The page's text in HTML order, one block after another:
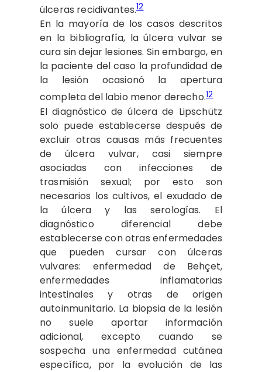
úlceras recidivantes.12
En la mayoría de los casos descritos
en la bibliografía, la úlcera vulvar se
cura sin dejar lesiones. Sin embargo, en
la paciente del caso la profundidad de
la lesión ocasionó la apertura
completa del labio menor derecho.12
El diagnóstico de úlcera de Lipschütz
solo puede establecerse después de
excluir otras causas más frecuentes
de úlcera vulvar, casi siempre
asociadas con infecciones de
trasmisión sexual; por esto son
necesarios los cultivos, el exudado de
la úlcera y las serologías. El
diagnóstico diferencial debe
establecerse con otras enfermedades
que pueden cursar con úlceras
vulvares: enfermedad de Behçet,
enfermedades inflamatorias
intestinales y otras de origen
autoinmunitario. La biopsia de la lesión
no suele aportar información
adicional, excepto cuando se
sospecha una enfermedad cutánea
específica, por la evolución de las